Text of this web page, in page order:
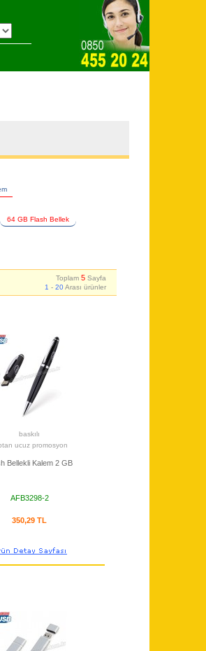
64 GB Flash Bellek
Toplam5 Sayfa
1 -20Arası ürünler
baskılı
ucuz promosyon
Bellekli Kalem 2 GB
AFB3298-2
350,29 TL